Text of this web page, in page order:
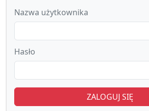
Nazwa użytkownika
Hasło
ZALOGUJ SIĘ